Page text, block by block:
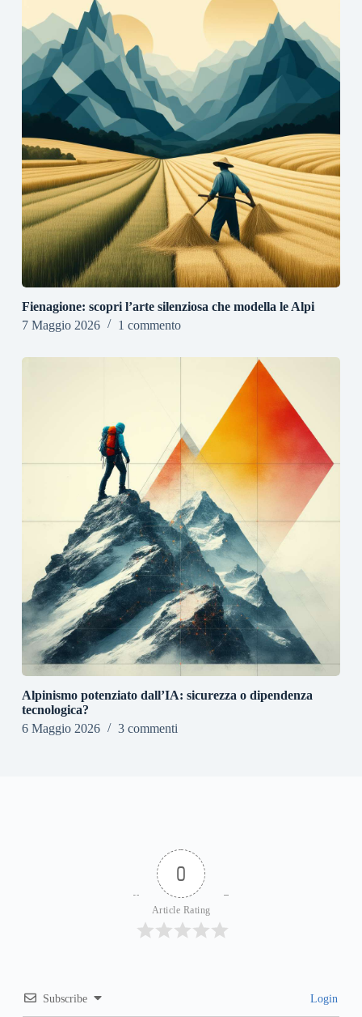
Fienagione: scopri l’arte silenziosa che modella le Alpi
7 Maggio 2026
1 commento
Alpinismo potenziato dall’IA: sicurezza o dipendenza
tecnologica?
6 Maggio 2026
3 commenti
0
Article Rating
Subscribe Login